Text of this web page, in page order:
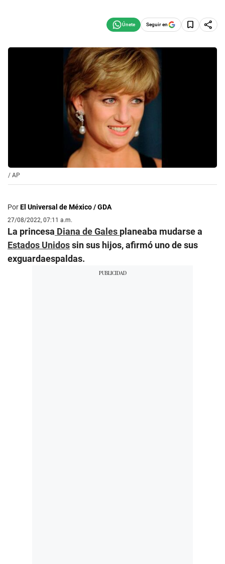
Seguir en
/ AP
PorEl Universal de México / GDA
27/08/2022, 07:11 a.m.
La princesa Diana de Gales planeaba mudarse a
Estados Unidossin sus hijos, afirmó uno de sus
exguardaespaldas.